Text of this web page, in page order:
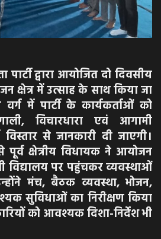
पार्टी द्वारा आयोजित दो दिवसीय
क्षेत्र में उत्साह के साथ किया जा
में पार्टी के कार्यकर्ताओं को
विचारधारा एवं आगामी
से जानकारी दी जाएगी।
पूर्व क्षेत्रीय विधायक ने आयोजन
विद्यालय पर पहुंचकर व्यवस्थाओं
मंच, बैठक व्यवस्था, भोजन,
सुविधाओं का निरीक्षण किया
को आवश्यक दिशा-निर्देश भी